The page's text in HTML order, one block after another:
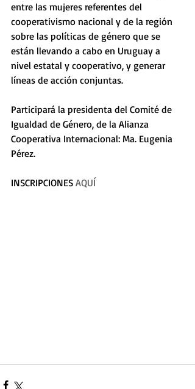
entre las mujeres referentes del
cooperativismo nacional y de la región
sobre las políticas de género que se
están llevando a cabo en Uruguay a
nivel estatal y cooperativo, y generar
líneas de acción conjuntas.
Participará la presidenta del Comité de
Igualdad de Género, de la Alianza
Cooperativa Internacional: Ma. Eugenia
Pérez.
INSCRIPCIONES AQUÍ